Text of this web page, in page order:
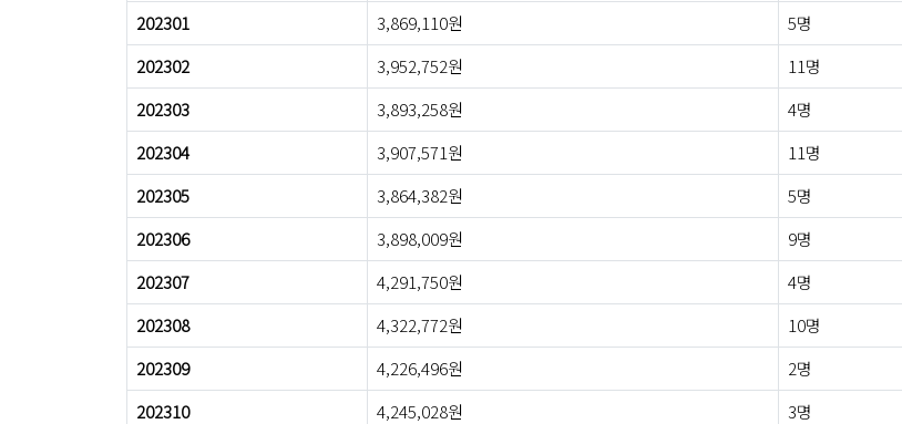
202301
3,869,110원 5명
202302
3,952,752원 11명
202303
3,893,258원 4명
202304
3,907,571원 11명
202305
3,864,382원 5명
202306
3,898,009원 9명
202307
4,291,750원 4명
202308
4,322,772원 10명
202309
4,226,496원 2명
202310
4,245,028원 3명